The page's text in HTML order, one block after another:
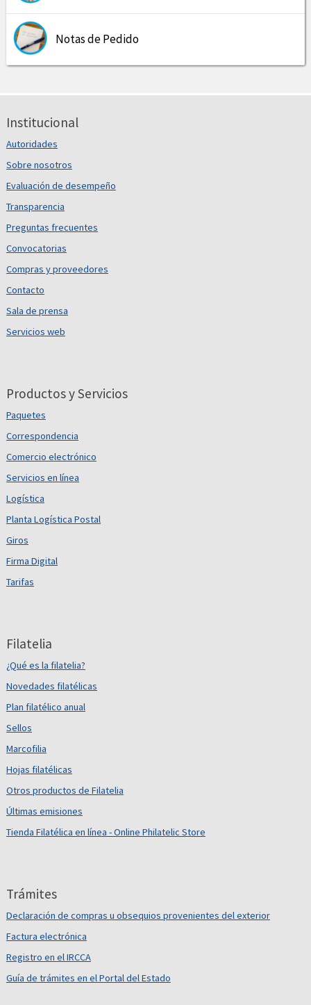
Notas de Pedido
Institucional
Autoridades
Sobre nosotros
Evaluación de desempeño
Transparencia
Preguntas frecuentes
Convocatorias
Compras y proveedores
Contacto
Sala de prensa
Servicios web
Productos y Servicios
Paquetes
Correspondencia
Comercio electrónico
Servicios en línea
Logística
Planta Logística Postal
Giros
Firma Digital
Tarifas
Filatelia
¿Qué es la filatelia?
Novedades filatélicas
Plan filatélico anual
Sellos
Marcofilia
Hojas filatélicas
Otros productos de Filatelia
Últimas emisiones
Tienda Filatélica en línea - Online Philatelic Store
Trámites
Declaración de compras u obsequios provenientes del exterior
Factura electrónica
Registro en el IRCCA
Guía de trámites en el Portal del Estado